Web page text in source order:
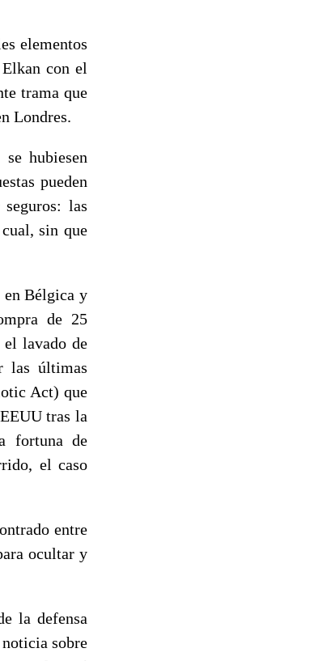
elementos
con el
trama que
Londres.
hubiesen
pueden
las
sin que
en Bélgica y
de 25
el lavado de
las últimas
Act) que
tras la
fortuna de
el caso
entre
ocultar y
la defensa
sobre